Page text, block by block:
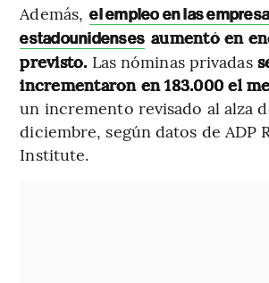
Además, el empleo en las
estadounidenses aumentó en
previsto. Las nóminas privadas
incrementaron en 183.000 el
un incremento revisado al alza
diciembre, según datos de ADP
Institute.